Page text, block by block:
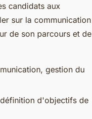
candidats aux
sur la communication
de son parcours et de
gestion du
d'objectifs de